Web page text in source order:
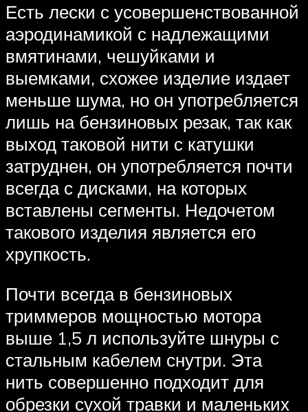
Есть лески с усовершенствованной
аэродинамикой с надлежащими
вмятинами, чешуйками и
выемками, схожее изделие издает
меньше шума, но он употребляется
лишь на бензиновых резак, так как
выход таковой нити с катушки
затруднен, он употребляется почти
всегда с дисками, на которых
вставлены сегменты. Недочетом
такового изделия является его
хрупкость.
Почти всегда в бензиновых
триммеров мощностью мотора
выше 1,5 л используйте шнуры с
стальным кабелем снутри. Эта
нить совершенно подходит для
обрезки сухой травки и маленьких